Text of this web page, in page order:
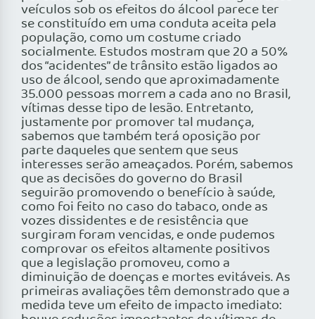
veículos sob os efeitos do álcool parece ter
se constituído em uma conduta aceita pela
população, como um costume criado
socialmente. Estudos mostram que 20 a 50%
dos “acidentes” de trânsito estão ligados ao
uso de álcool, sendo que aproximadamente
35.000 pessoas morrem a cada ano no Brasil,
vítimas desse tipo de lesão. Entretanto,
justamente por promover tal mudança,
sabemos que também terá oposição por
parte daqueles que sentem que seus
interesses serão ameaçados. Porém, sabemos
que as decisões do governo do Brasil
seguirão promovendo o benefício à saúde,
como foi feito no caso do tabaco, onde as
vozes dissidentes e de resistência que
surgiram foram vencidas, e onde pudemos
comprovar os efeitos altamente positivos
que a legislação promoveu, como a
diminuição de doenças e mortes evitáveis. As
primeiras avaliações têm demonstrado que a
medida teve um efeito de impacto imediato: